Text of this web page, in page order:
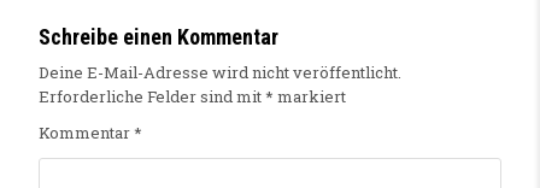
Schreibe einen Kommentar
Deine E-Mail-Adresse wird nicht veröffentlicht.
Erforderliche Felder sind mit* markiert
Kommentar*